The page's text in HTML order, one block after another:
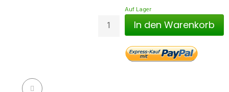
Auf Lager
In den Warenkorb